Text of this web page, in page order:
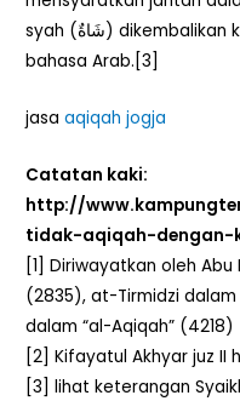
syah (شَاةٌ) dikembalikan kepada pengertian syariat dan
bahasa Arab.[3]
jasaaqiqah jogja
Catatan kaki:
http://
tidak-aqiqah-dengan-
[1] Diriwayatkan oleh
(2835), at-Tirmidzi dalam
dalam “al-Aqiqah” (4218)
[2] Kifayatul Akhyar juz II
[3] lihat keterangan